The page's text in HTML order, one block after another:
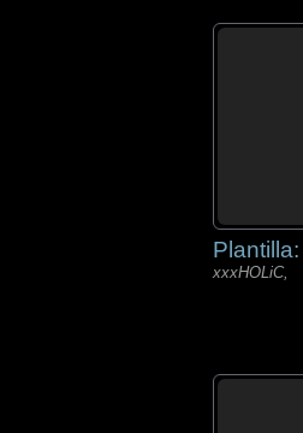
Plantilla:
xxxHOLiC,